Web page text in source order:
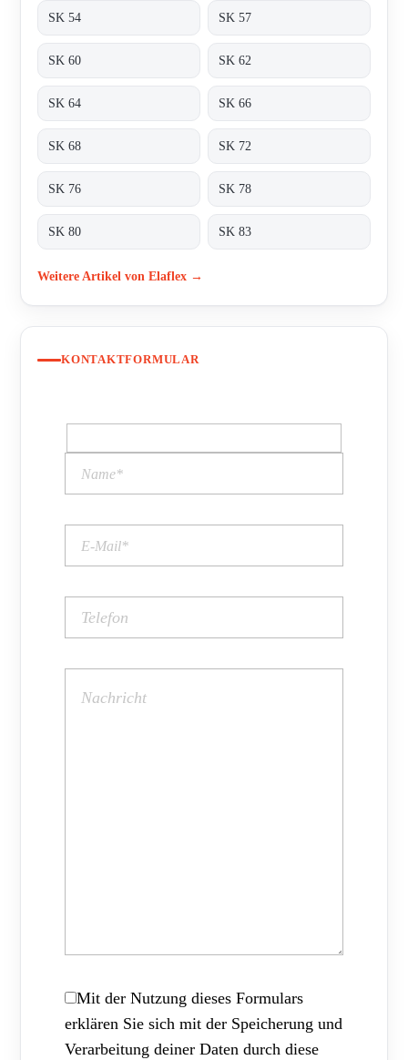
SK 54 SK 57
SK 60 SK 62
SK 64 SK 66
SK 68 SK 72
SK 76 SK 78
SK 80 SK 83
Weitere Artikel von Elaflex →
KONTAKTFORMULAR
Mit der Nutzung dieses Formulars
erklären Sie sich mit der Speicherung und
Verarbeitung deiner Daten durch diese